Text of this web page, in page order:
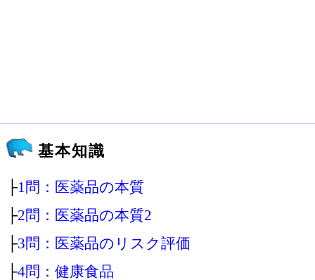
基本知識
├1問：医薬品の本質
├2問：医薬品の本質2
├3問：医薬品のリスク評価
├4問：健康食品